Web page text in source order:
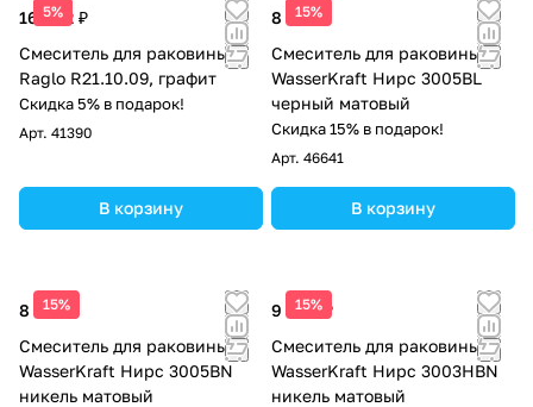
5%
16 002 ₽
Смеситель для раковины
Raglo R21.10.09, графит
Скидка 5% в подарок!
Арт. 41390
В корзину
15%
8 630 ₽
Смеситель для раковины
WasserKraft Нирс 3005BL
черный матовый
Скидка 15% в подарок!
Арт. 46641
В корзину
15%
8 630 ₽
Смеситель для раковины
WasserKraft Нирс 3005BN
никель матовый
15%
9 690 ₽
Смеситель для раковины
WasserKraft Нирс 3003HBN
никель матовый